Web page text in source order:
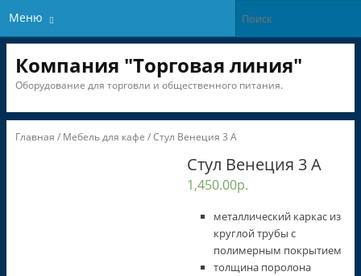
Меню
Компания "Торговая линия"
Оборудование для торговли и общественного питания.
Главная / Мебель для кафе / Стул Венеция 3 А
Стул Венеция 3 А
1,450.00р.
металлический каркас из
круглой трубы с
полимерным покрытием
толщина поролона